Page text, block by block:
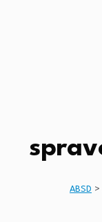
ABSD >